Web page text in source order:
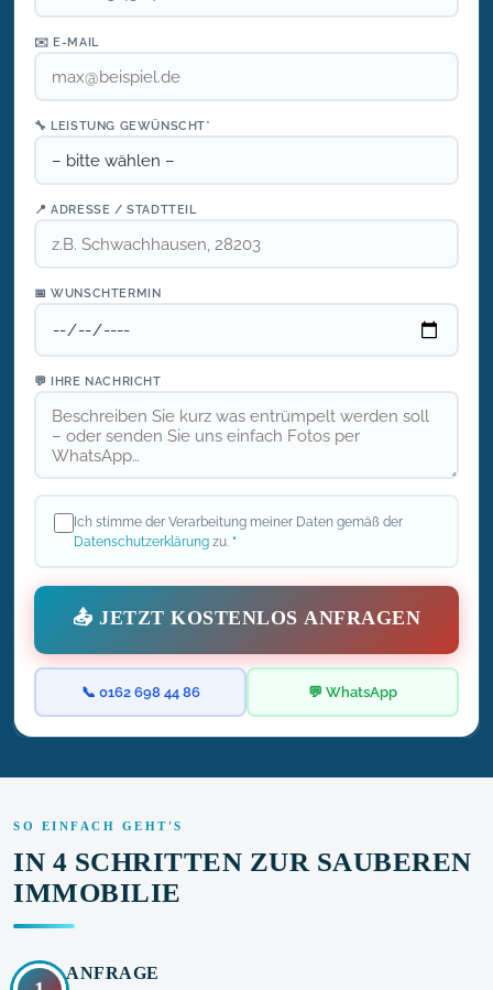
✉️ E-MAIL
🔧 LEISTUNG GEWÜNSCHT*
📍 ADRESSE / STADTTEIL
📅 WUNSCHTERMIN
💬 IHRE NACHRICHT
Ich stimme der Verarbeitung meiner Daten gemäß der
Datenschutzerklärungzu. *
📤 JETZT KOSTENLOS ANFRAGEN
📞 0162 698 44 86 💬 WhatsApp
SO EINFACH GEHT'S
IN 4 SCHRITTEN ZUR SAUBEREN
IMMOBILIE
ANFRAGE